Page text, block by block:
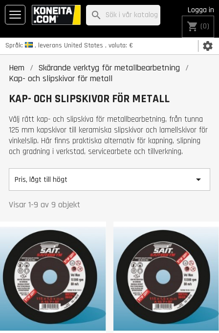
Språk: , leverans United States , valuta: € settings
Logga in
shopping_cart (0)
search
Hem
Skärande verktyg för metallbearbetning
Kap- och slipskivor för metall
KAP- OCH SLIPSKIVOR FÖR METALL
Välj rätt kap- och slipskiva för metallbearbetning, från tunna
125 mm kapskivor till keramiska slipskivor och lamellskivor för
vinkelslip. Här finns praktiska alternativ för kapning, slipning
och gradning i verkstad, servicearbete och tillverkning.
Pris, lågt till högt 
Visar 1-9 av 9 objekt